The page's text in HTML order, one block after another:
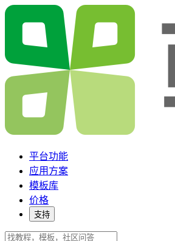
平台功能
应用方案
模板库
价格
支持